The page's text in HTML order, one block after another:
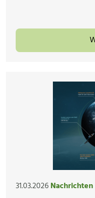
31.03.2026Nachrichten